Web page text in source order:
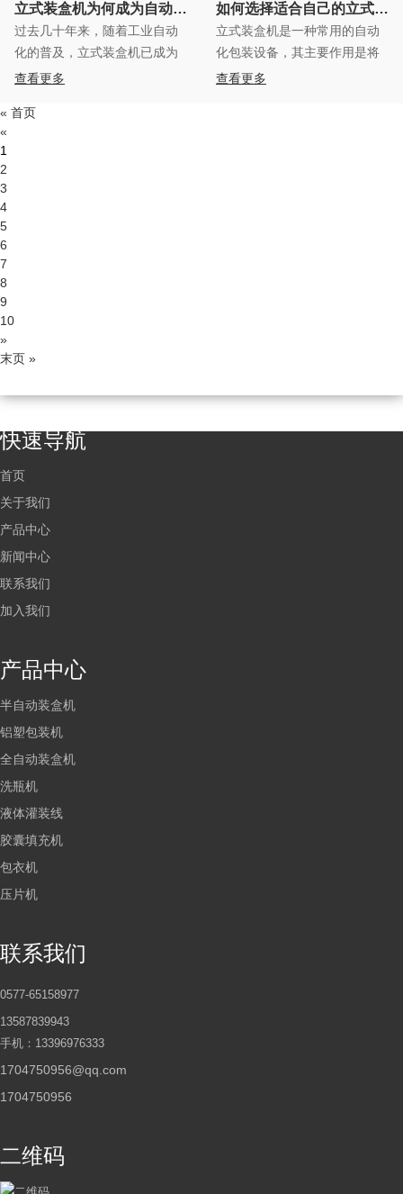
立式装盒机为何成为自动包装的首选？
过去几十年来，随着工业自动
化的普及，立式装盒机已成为
众多生产线上不可或缺的设
迎？它的工作原理和性能如
查看更多
如何选择适合自己的立式装
立式装盒机是一种常用的自动
化包装设备，其主要作用是将
药品、医疗器械、食品、保健
查看更多
« 首页
«
1
2
3
4
5
6
7
8
9
10
»
末页 »
快速导航
首页
关于我们
产品中心
新闻中心
联系我们
加入我们
产品中心
半自动装盒机
铝塑包装机
全自动装盒机
洗瓶机
液体灌装线
胶囊填充机
包衣机
压片机
联系我们
0577-65158977
13587839943
手机：13396976333
1704750956@qq.com
1704750956
二维码